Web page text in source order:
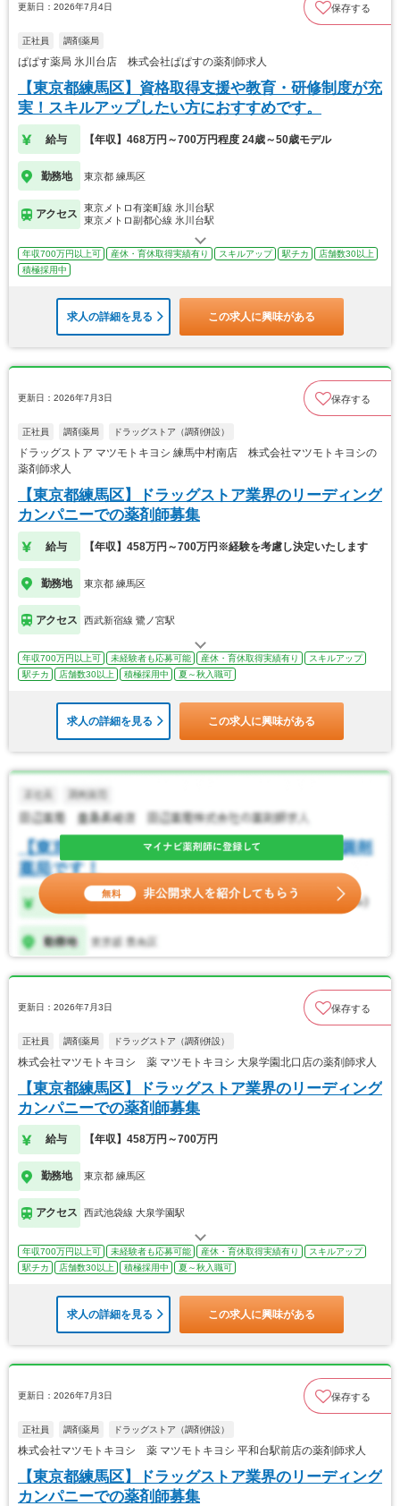
更新日：2026年7月4日 保存する
正社員 調剤薬局
ぱぱす薬局 氷川台店 株式会社ぱぱすの薬剤師求人
【東京都練馬区】資格取得支援や教育・研修制度が充
実！スキルアップしたい方におすすめです。
給与 【年収】468万円～700万円程度 24歳～50歳モデル
勤務地 東京都 練馬区
アクセス
東京メトロ有楽町線 氷川台駅
東京メトロ副都心線 氷川台駅
年収700万円以上可 産休・育休取得実績有り スキルアップ 駅チカ
店舗数30以上
積極採用中
求人の詳細を見る この求人に興味がある
更新日：2026年7月3日 保存する
正社員 調剤薬局 ドラッグストア（調剤併設）
ドラッグストア マツモトキヨシ 練馬中村南店 株式会社マツモトキヨシの
薬剤師求人
【東京都練馬区】ドラッグストア業界のリーディング
カンパニーでの薬剤師募集
給与 【年収】458万円～700万円※経験を考慮し決定いたします
勤務地 東京都 練馬区
アクセス 西武新宿線 鷺ノ宮駅
年収700万円以上可 未経験者も応募可能 産休・育休取得実績有り
スキルアップ
駅チカ
店舗数30以上 積極採用中 夏～秋入職可
求人の詳細を見る この求人に興味がある
更新日：2026年7月3日 保存する
正社員 調剤薬局 ドラッグストア（調剤併設）
株式会社マツモトキヨシ 薬 マツモトキヨシ 大泉学園北口店の薬剤師求人
【東京都練馬区】ドラッグストア業界のリーディング
カンパニーでの薬剤師募集
給与 【年収】458万円～700万円
勤務地 東京都 練馬区
アクセス 西武池袋線 大泉学園駅
年収700万円以上可 未経験者も応募可能 産休・育休取得実績有り
スキルアップ
駅チカ
店舗数30以上 積極採用中 夏～秋入職可
求人の詳細を見る この求人に興味がある
更新日：2026年7月3日 保存する
正社員 調剤薬局 ドラッグストア（調剤併設）
株式会社マツモトキヨシ 薬 マツモトキヨシ 平和台駅前店の薬剤師求人
【東京都練馬区】ドラッグストア業界のリーディング
カンパニーでの薬剤師募集